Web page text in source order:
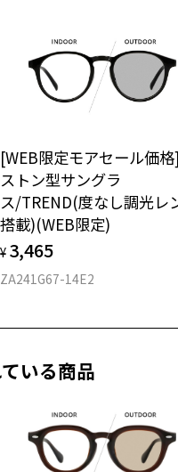
放置しない様ご注意くださ
いようご注意ください。
ます。
付きません。
。
品等のレンズ交換について
又は交換させて頂
証期間は初期の期間から
めに、定期的な視
ンズ交換券」はお選び
入して、
びいただくと、実店舗で
準セットレンズ）へ無
てお使いください。
ド
[WEB限定モアセール価
ストン型サングラ
ス/TREND(度なし調光レ
搭載)(WEB限定)
¥ 3,465
ZA241G67-14E2
いる商品